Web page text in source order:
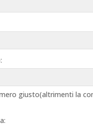
giusto(altrimenti la